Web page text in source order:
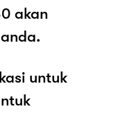
akan
untuk